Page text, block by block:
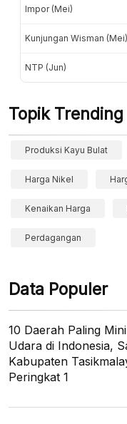
Impor (Mei)
Kunjungan Wisman (Mei)
NTP (Jun)
Topik Trending
Produksi Kayu Bulat
Harga Nikel
Kenaikan Harga
Perdagangan
Data Populer
10 Daerah Paling
Udara di Indonesia,
Kabupaten
Peringkat 1